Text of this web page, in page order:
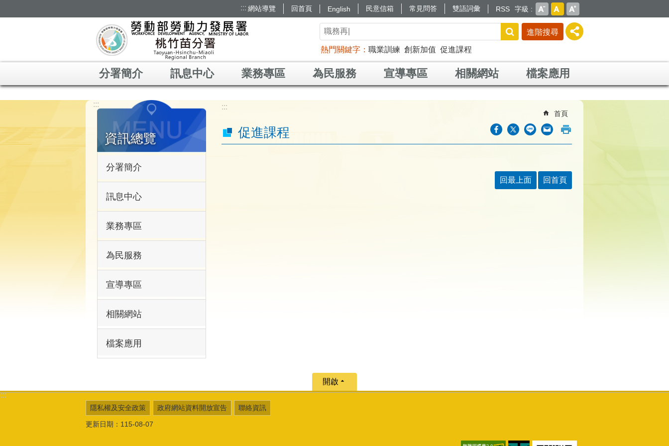
::: 網站導覽 回首頁 English 民意信箱 常見問答 雙語詞彙 RSS 字級
進階搜尋
熱門關鍵字 職業訓練 創新加值 促進課程
分署簡介 訊息中心 業務專區 為民服務 宣導專區 相關網站 檔案應用
:::
資訊總覽
分署簡介
訊息中心
業務專區
為民服務
宣導專區
相關網站
檔案應用
:::
首頁
促進課程
回最上面 回首頁
:::
開啟
隱私權及安全政策 政府網站資料開放宣告 聯絡資訊
更新日期：115-08-07